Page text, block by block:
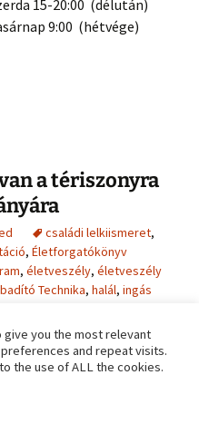
15-20:00 (délután)
9:00 (hétvége)
a tériszonyra
családi lelkiismeret,
, Életforgatókönyv
, életveszély, életveszély
Technika, halál, ingás
Ildikó
mintát!
you the most relevant
and repeat visits.
the use of ALL the cookies.